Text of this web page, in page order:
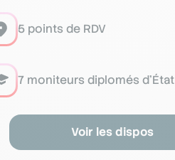
5 points de RDV
7 moniteurs diplomés d’État
Voir les dispos